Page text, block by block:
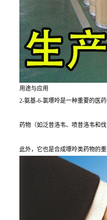
用途与应用
2-氨基-6-氯嘌呤是一种重要的医
药物（如泛昔洛韦、喷昔洛韦和伐
此外，它也是合成嘌呤类药物的